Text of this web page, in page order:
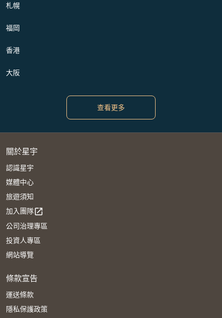
札幌
福岡
香港
大阪
查看更多
關於星宇
認識星宇
媒體中心
旅遊須知
加入團隊open_in_new
公司治理專區
投資人專區
網站導覽
條款宣告
運送條款
隱私保護政策